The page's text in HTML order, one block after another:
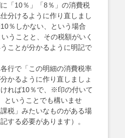
「10％」「8％」の消費税
分けるように作り直しまし
％しかない、という場合
うことと、その税額がいく
ことが分かるように明記で
行で「この明細の消費税率
かるように作り直しましょ
れば10％で、※印の付いて
ということでも構いませ
税」みたいなものがある場
する必要があります）。